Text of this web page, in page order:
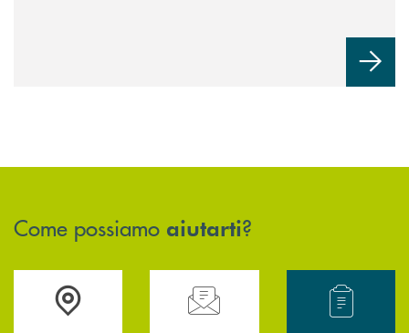
Come possiamo aiutarti?
Accedi all' elenco completo delle filiali .Hai bisogno di assistenza immediata?
Hai bisogno di